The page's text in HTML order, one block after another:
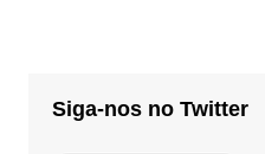
Siga-nos no Twitter